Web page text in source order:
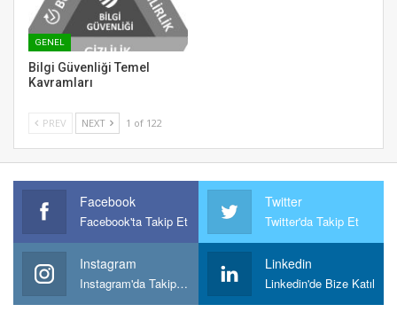
GENEL
Bilgi Güvenliği Temel
Kavramları
PREV NEXT 1 of 122
Facebook
Facebook'ta Takip Et
Twitter
Twitter'da Takip Et
Instagram
Instagram'da Takipt Et
Linkedin
Linkedin'de Bize Katıl